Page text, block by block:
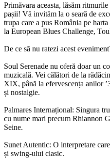
Primăvara aceasta, lăsăm
pașii! Vă invităm la o seară de
trupa care a pus România pe
la European Blues Challenge,
De ce să nu ratezi acest
Soul Serenade nu oferă doar un
muzicală. Vei călători de la
XIX, până la efervescența anilor
și nostalgie.
Palmares Internațional: Singura
cu nume mari precum Rhiannon
Seine.
Sunet Autentic: O interpretare
și swing-ului clasic.